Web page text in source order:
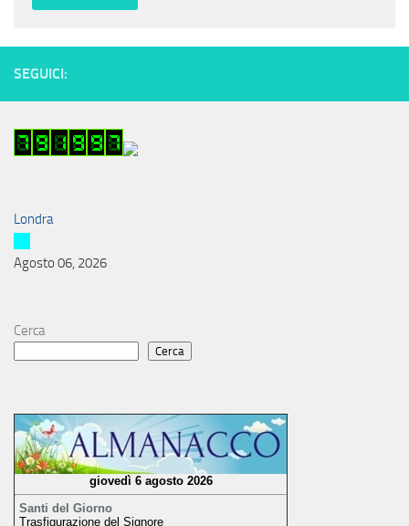
SEGUICI:
Londra
Agosto 06, 2026
Cerca
Cerca